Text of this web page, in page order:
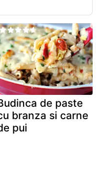
de paste
branza si carne
pui